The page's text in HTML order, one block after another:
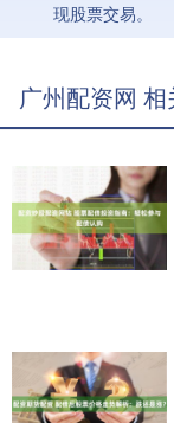
现股票交易。
广州配资网